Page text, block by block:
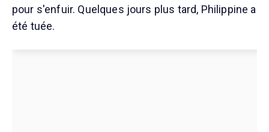
pour s'enfuir. Quelques jours plus tard, Philippine a
été tuée.